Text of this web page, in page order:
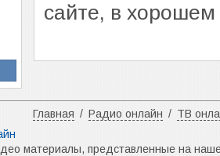
сайте, в хорошем
Главная / Радио онлайн / ТВ
материалы, представленные на